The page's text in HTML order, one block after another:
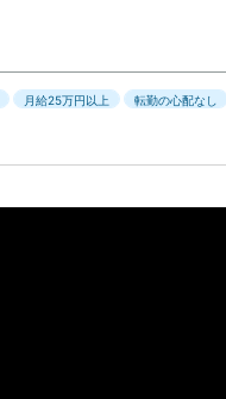
月給25万円以上
転勤の心配なし